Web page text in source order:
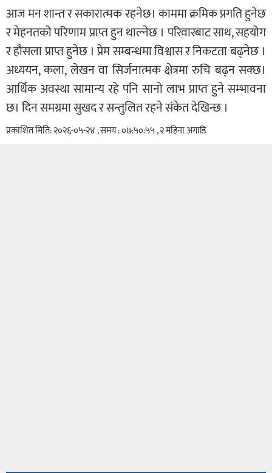
आज मन शान्त र सकारात्मक रहनेछ। काममा क्रमिक प्रगति हुनेछ
र मेहनतको परिणाम प्राप्त हुन थाल्नेछ । परिवारबाट साथ, सहयोग
र हौसला प्राप्त हुनेछ । प्रेम सम्बन्धमा विश्वास र निकटता बढ्नेछ ।
अध्ययन, कला, लेखन वा सिर्जनात्मक क्षेत्रमा रुचि बढ्न सक्छ।
आर्थिक अवस्था सामान्य रहे पनि सानो लाभ प्राप्त हुने सम्भावना
छ। दिन समग्रमा सुखद र सन्तुलित रहने संकेत देखिन्छ ।
प्रकाशित मिति: २०२६-०५-२४ , समय : ०७:५०:५५ , २ महिना अगाडि